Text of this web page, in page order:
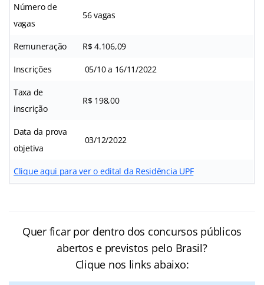
Número de
vagas
56 vagas
Remuneração R$ 4.106,09
Inscrições 05/10 a 16/11/2022
Taxa de
inscrição
R$ 198,00
Data da prova
objetiva
03/12/2022
Clique aqui para ver o edital da Residência UPF
Quer ficar por dentro dos concursos públicos
abertos e previstos pelo Brasil?
Clique nos links abaixo: